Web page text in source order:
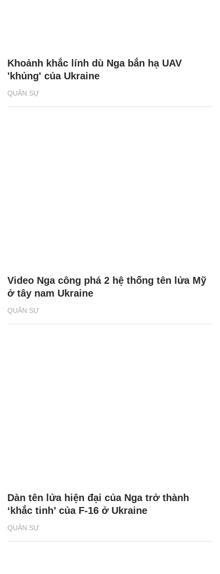
QUÂN SỰ
Khoảnh khắc lính dù Nga bắn hạ UAV
'khủng' của Ukraine
QUÂN SỰ
Video Nga công phá 2 hệ thống tên lửa Mỹ
ở tây nam Ukraine
QUÂN SỰ
Dàn tên lửa hiện đại của Nga trở thành
‘khắc tinh’ của F-16 ở Ukraine